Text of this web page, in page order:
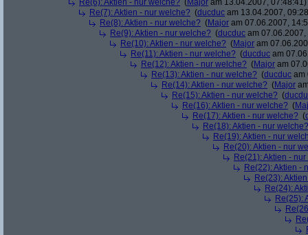
Re(6): Aktien - nur welche? (Major am 13.04.2007, 07:48:41)
Re(7): Aktien - nur welche? (ducduc am 13.04.2007,
Re(8): Aktien - nur welche? (Major am 07.06.2007,
Re(9): Aktien - nur welche? (ducduc am
Re(10): Aktien - nur welche? (Major am
Re(11): Aktien - nur welche? (ducduc am
Re(12): Aktien - nur welche? (Major am
Re(13): Aktien - nur welche? (ducduc am
Re(14): Aktien - nur welche? (Major
Re(15): Aktien - nur welche? (
Re(16): Aktien - nur welche? (
Re(17): Aktien - nur welche? (
Re(18): Aktien - nur welche?
Re(19): Aktien - nur
Re(20): Aktien - nur
Re(21): Aktien -
Re(22): Aktien -
Re(23):
Re(24):
Re(25):